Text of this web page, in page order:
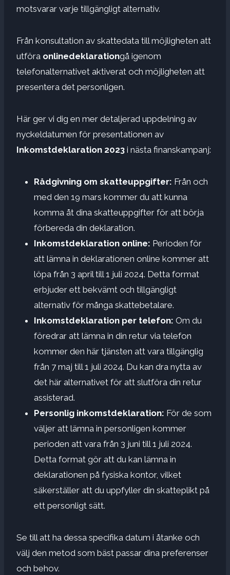
motsvarar varje tillgängligt alternativ.
Från konsultation av skattedata till möjligheten att
utföra onlinedeklarationgå igenom
telefonalternativet aktiverat och möjligheten att
presentera det personligen.
Här ger vi dig en mer detaljerad uppdelning av
nyckeldatumen för presentationen av
Inkomstdeklaration 2023 i nästa finanskampanj:
Rådgivning om skatteuppgifter: Från och
med den 19 mars kommer du att kunna
komma åt dina skatteuppgifter för att börja
förbereda din deklaration.
Inkomstdeklaration online: Perioden för
att lämna in deklarationen online kommer att
löpa från 3 april till 1 juli 2024. Detta format
erbjuder ett bekvämt och tillgängligt
alternativ för många skattebetalare.
Inkomstdeklaration per telefon: Om du
föredrar att lämna in din retur via telefon
kommer den här tjänsten att vara tillgänglig
från 7 maj till 1 juli 2024. Du kan dra nytta av
det här alternativet för att slutföra din retur
assisterad.
Personlig inkomstdeklaration: För de som
väljer att lämna in personligen kommer
perioden att vara från 3 juni till 1 juli 2024.
Detta format gör att du kan lämna in
deklarationen på fysiska kontor, vilket
säkerställer att du uppfyller din skatteplikt på
ett personligt sätt.
Se till att ha dessa specifika datum i åtanke och
välj den metod som bäst passar dina preferenser
och behov.